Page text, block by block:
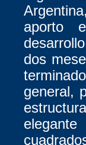
aporto
dos
general,